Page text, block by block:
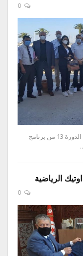
**استقبلهم والي بنزرت بمقر الولاية: *انطلاق الدورة 13 من برنامج
الرياضية